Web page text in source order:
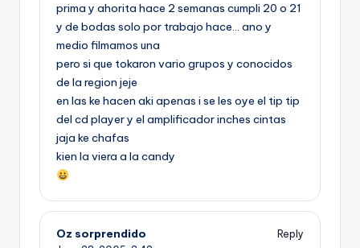
prima y ahorita hace 2 semanas cumpli 20 o 21
y de bodas solo por trabajo hace… ano y
medio filmamos una
pero si que tokaron vario grupos y conocidos
de la region jeje
en las ke hacen aki apenas i se les oye el tip tip
del cd player y el amplificador inches cintas
jaja ke chafas
kien la viera a la candy
Oz sorprendido
Reply